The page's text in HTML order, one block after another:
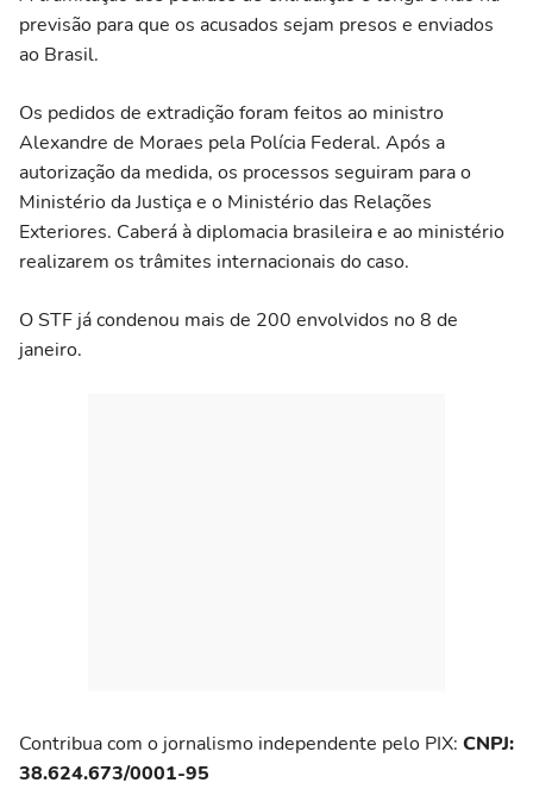
previsão para que os acusados sejam presos e enviados
ao Brasil.
Os pedidos de extradição foram feitos ao ministro
Alexandre de Moraes pela Polícia Federal. Após a
autorização da medida, os processos seguiram para o
Ministério da Justiça e o Ministério das Relações
Exteriores. Caberá à diplomacia brasileira e ao ministério
realizarem os trâmites internacionais do caso.
O STF já condenou mais de 200 envolvidos no 8 de
janeiro.
Contribua com o jornalismo independente pelo PIX: CNPJ:
38.624.673/0001-95